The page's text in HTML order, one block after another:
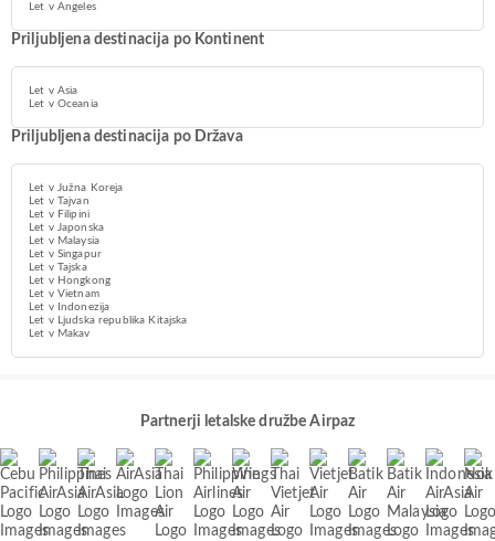
Let v Angeles
Priljubljena destinacija po Kontinent
Let v Asia
Let v Oceania
Priljubljena destinacija po Država
Let v Južna Koreja
Let v Tajvan
Let v Filipini
Let v Japonska
Let v Malaysia
Let v Singapur
Let v Tajska
Let v Hongkong
Let v Vietnam
Let v Indonezija
Let v Ljudska republika Kitajska
Let v Makav
Partnerji letalske družbe Airpaz